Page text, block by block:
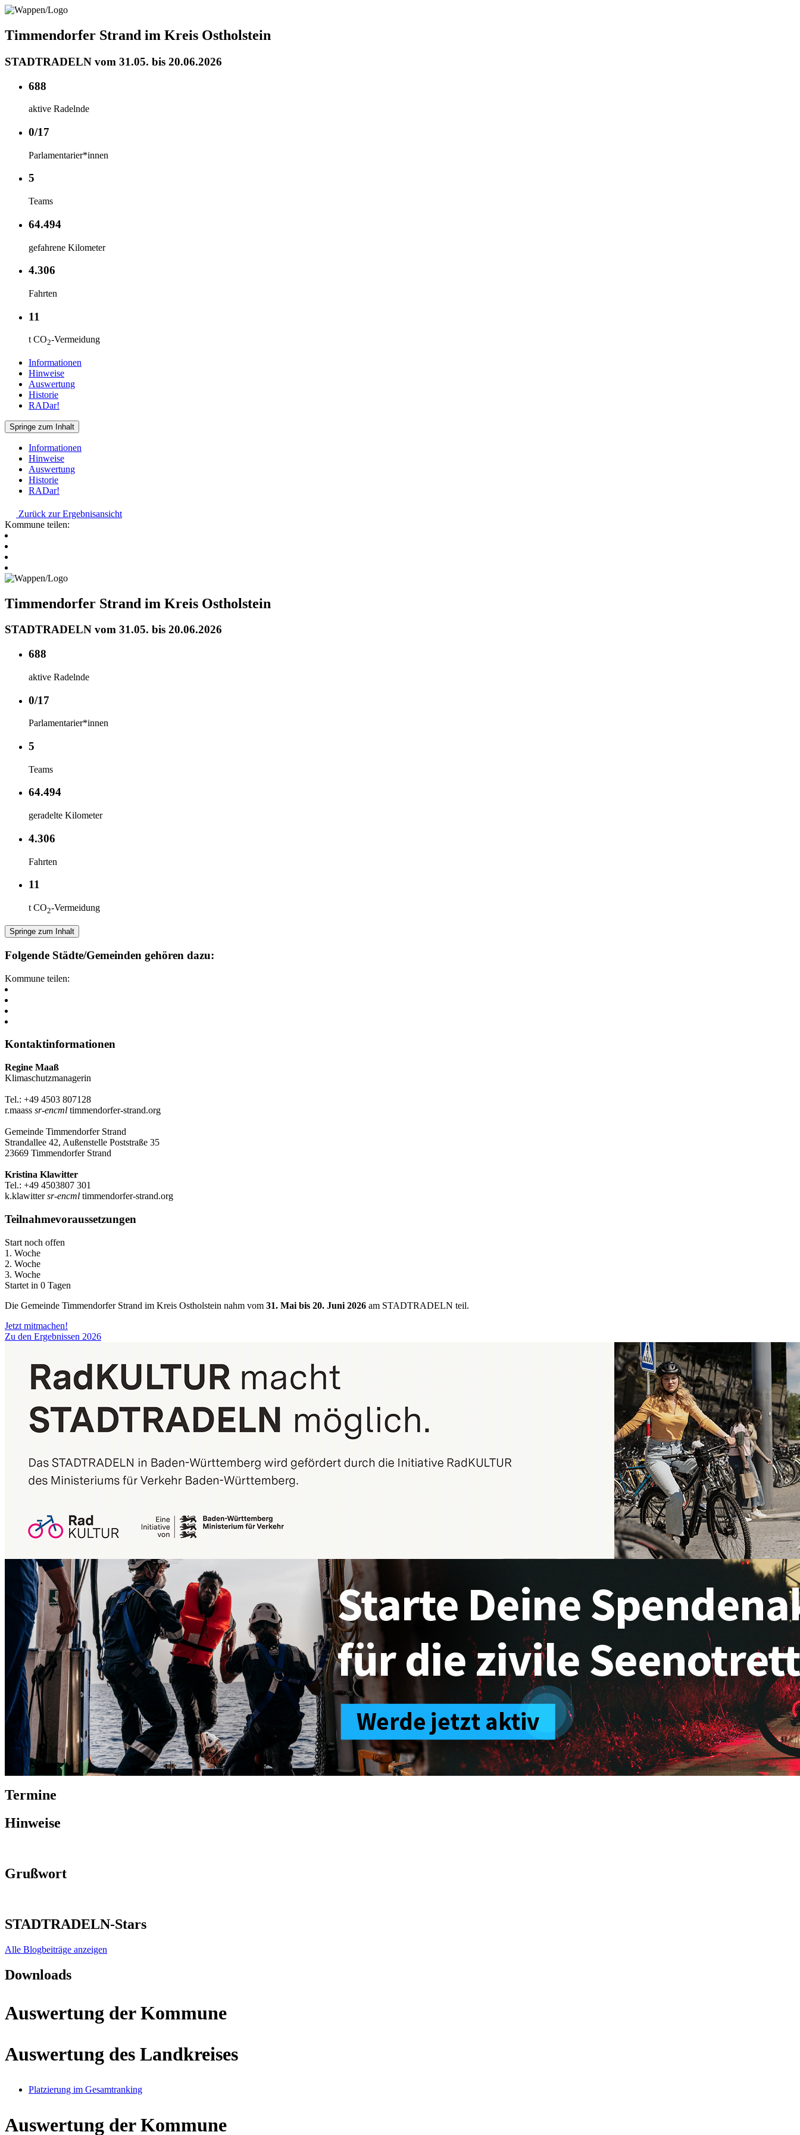
Timmendorfer Strand im Kreis Ostholstein
STADTRADELN vom 31.05. bis 20.06.2026
688
aktive Radelnde
0/17
Parlamentarier*innen
5
Teams
64.494
gefahrene Kilometer
4.306
Fahrten
11
t CO2-Vermeidung
Informationen
Hinweise
Auswertung
Historie
RADar!
Springe zum Inhalt
Informationen
Hinweise
Auswertung
Historie
RADar!
Zurück zur Ergebnisansicht
Kommune teilen:
Timmendorfer Strand im Kreis Ostholstein
STADTRADELN vom 31.05. bis 20.06.2026
688
aktive Radelnde
0/17
Parlamentarier*innen
5
Teams
64.494
geradelte Kilometer
4.306
Fahrten
11
t CO2-Vermeidung
Springe zum Inhalt
Folgende Städte/Gemeinden gehören dazu:
Kommune teilen:
Kontaktinformationen
Regine Maaß
Klimaschutzmanagerin
Tel.: +49 4503 807128
r.maass sr-encml timmendorfer-strand.org
Gemeinde Timmendorfer Strand
Strandallee 42, Außenstelle Poststraße 35
23669 Timmendorfer Strand
Kristina Klawitter
Tel.: +49 4503807 301
k.klawittersr-encml timmendorfer-strand.org
Teilnahmevoraussetzungen
Start noch offen
1. Woche
2. Woche
3. Woche
Startet in 0 Tagen
Die Gemeinde Timmendorfer Strand im Kreis Ostholstein nahm vom 31. Mai bis 20. Juni 2026 am STADTRADELN teil.
Jetzt mitmachen!
Zu den Ergebnissen 2026
Termine
Hinweise
Grußwort
STADTRADELN-Stars
Alle Blogbeiträge anzeigen
Downloads
Auswertung der Kommune
Auswertung des Landkreises
Platzierung im Gesamtranking
Auswertung der Kommune